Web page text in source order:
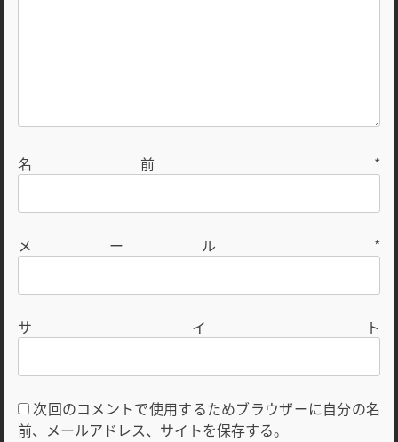
名前 *
メール *
サイト
次回のコメントで使用するためブラウザーに自分の名
前、メールアドレス、サイトを保存する。